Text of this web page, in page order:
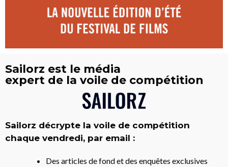
Sailorz est le média
expert de la voile de compétition
Sailorz décrypte la voile de compétition
chaque vendredi, par email :
Des articles de fond et des enquêtes exclusives